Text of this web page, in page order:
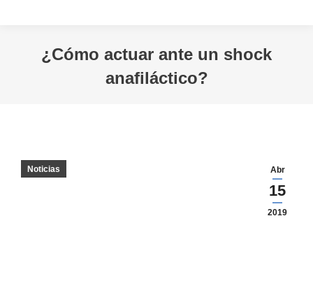
¿Cómo actuar ante un shock
anafiláctico?
Abr
15
2019
Noticias